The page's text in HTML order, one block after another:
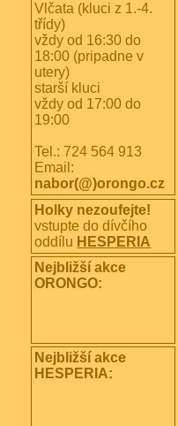
Vlčata (kluci z 1.-4.
třídy)
vždy od 16:30 do
18:00 (pripadne v
utery)
starší kluci
vždy od 17:00 do
19:00
Tel.: 724 564 913
Email:
nabor(@)orongo.cz
Holky nezoufejte!
vstupte do dívčího
oddílu HESPERIA
Nejbližší akce
ORONGO:
Nejbližší akce
HESPERIA: